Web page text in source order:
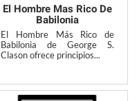
El Hombre Mas Rico De
Babilonia
El Hombre Más Rico de
Babilonia de George S.
Clason ofrece principios...